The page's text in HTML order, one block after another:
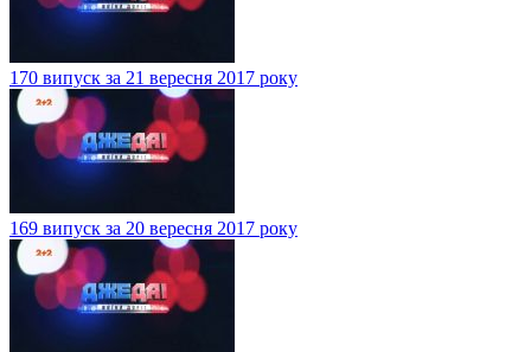
170 випуск за 21 вересня 2017 року
169 випуск за 20 вересня 2017 року